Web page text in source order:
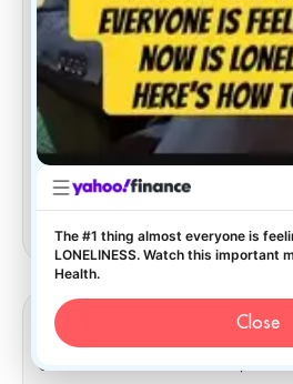
Inicie una conversación
1 (877) 803-
(917) 477-
Dakota del Norte
The #1 thing almost everyone is
LONELINESS. Watch this important
Health.
Close